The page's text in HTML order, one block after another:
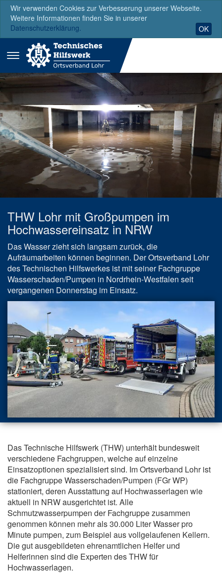
Wir verwenden Cookies zur Verbesserung unserer Webseite.
Weitere Informationen finden Sie in unserer
Datenschutzerklärung.
OK
Menü
ausklappen
THW Lohr mit Großpumpen im
Hochwassereinsatz in NRW
Das Wasser zieht sich langsam zurück, die
Aufräumarbeiten können beginnen. Der Ortsverband Lohr
des Technischen Hilfswerkes ist mit seiner Fachgruppe
Wasserschaden/Pumpen in Nordrhein-Westfalen seit
vergangenen Donnerstag im Einsatz.
Das Technische Hilfswerk (THW) unterhält bundesweit
verschiedene Fachgruppen, welche auf einzelne
Einsatzoptionen spezialisiert sind. Im Ortsverband Lohr ist
die Fachgruppe Wasserschaden/Pumpen (FGr WP)
stationiert, deren Ausstattung auf Hochwasserlagen wie
aktuell in NRW ausgerichtet ist. Alle
Schmutzwasserpumpen der Fachgruppe zusammen
genommen können mehr als 30.000 Liter Wasser pro
Minute pumpen, zum Beispiel aus vollgelaufenen Kellern.
Die gut ausgebildeten ehrenamtlichen Helfer und
Helferinnen sind die Experten des THW für
Hochwasserlagen.